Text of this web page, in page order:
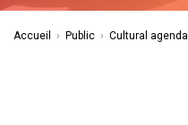
Accueil › Public › Cultural agenda